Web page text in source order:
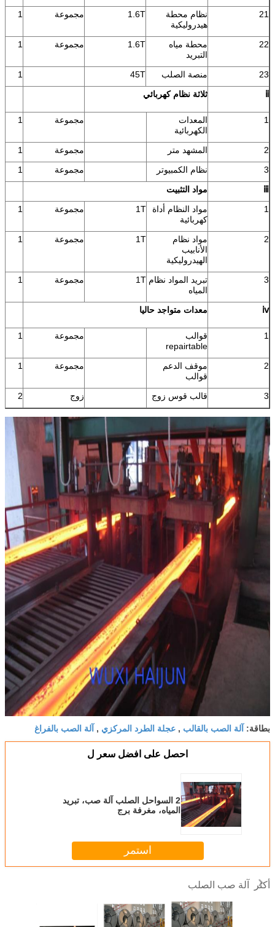
21
نظام محطة
هيدروليكية
1.6T مجموعة 1
22
محطة مياه
التبريد
1.6T مجموعة 1
23 منصة الصلب 45T
1
ⅱ
ثلاثة نظام كهربائي
1
المعدات
الكهربائية
مجموعة 1
2 المشهد متر مجموعة
1
3
نظام الكمبيوتر مجموعة
1
ⅲ
مواد التثبيت
1
مواد النظام أداة
كهربائية
1T مجموعة 1
2
مواد نظام
الأنابيب
الهيدروليكية
1T مجموعة 1
3
تبريد المواد نظام
المياه
1T مجموعة 1
ⅳ معدات متواجد حاليا
1
قوالب
repairtable
مجموعة 1
2
موقف الدعم
قوالب
مجموعة 1
3 قالب قوس زوج زوج 2
بطاقة: آلة الصب بالقالب , عجلة الطرد المركزي , آلة الصب بالفراغ
احصل على افضل سعر ل
2 السواحل الصلب آلة صب، تبريد
المياه، مغرفة برج
استمر
أكثر آلة صب الصلب